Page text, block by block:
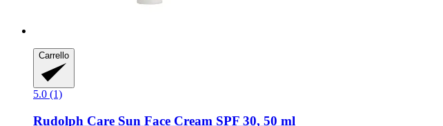
Carrello
5.0 (1)
Rudolph Care Sun Face Cream SPF 30, 50 ml